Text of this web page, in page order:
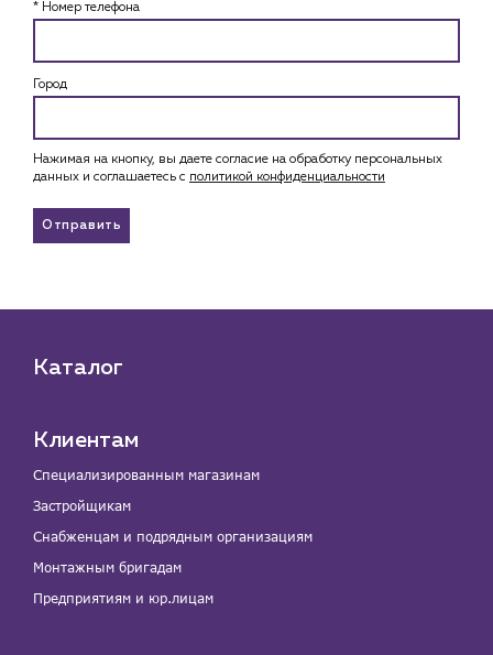
* Номер телефона
Город
Нажимая на кнопку, вы даете согласие на обработку персональных
данных и соглашаетесь c политикой конфиденциальности
Отправить
Каталог
Клиентам
Специализированным магазинам
Застройщикам
Снабженцам и подрядным организациям
Монтажным бригадам
Предприятиям и юр.лицам